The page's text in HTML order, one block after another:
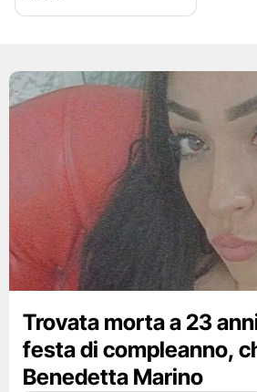
Trovata morta a 23
festa di compleanno,
Benedetta Marino